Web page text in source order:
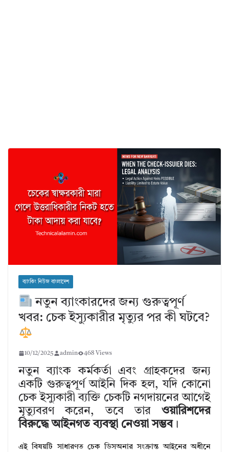
ব্যাংকিং নিউজ বাংলাদেশ
নতুন ব্যাংকারদের জন্য গুরুত্বপূর্ণ
খবর: চেক ইস্যুকারীর মৃত্যুর পর কী ঘটবে?
10/12/2025 admin 468 Views
নতুন ব্যাংক কর্মকর্তা এবং গ্রাহকদের জন্য
একটি গুরুত্বপূর্ণ আইনি দিক হল, যদি কোনো
চেক ইস্যুকারী ব্যক্তি চেকটি নগদায়নের আগেই
মৃত্যুবরণ করেন, তবে তার ওয়ারিশদের
বিরুদ্ধে আইনগত ব্যবস্থা নেওয়া সম্ভব।
এই বিষয়টি সাধারণত চেক ডিসঅনার সংক্রান্ত আইনের অধীনে